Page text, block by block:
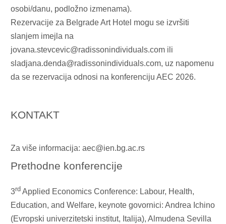
osobi/danu, podložno izmenama).
Rezervacije za Belgrade Art Hotel mogu se izvršiti
slanjem imejla na
jovana.stevcevic@radissonindividuals.com ili
sladjana.denda@radissonindividuals.com, uz napomenu
da se rezervacija odnosi na konferenciju AEC 2026.
KONTAKT
Za više informacija: aec@ien.bg.ac.rs
Prethodne konferencije
3rd Applied Economics Conference: Labour, Health,
Education, and Welfare, keynote govornici: Andrea Ichino
(Evropski univerzitetski institut, Italija), Almudena Sevilla